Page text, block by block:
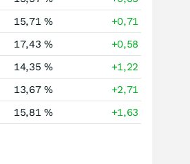
15,71 %
+0,71
17,43 %
+0,58
14,35 %
+1,22
13,67 %
+2,71
15,81 % +1,63